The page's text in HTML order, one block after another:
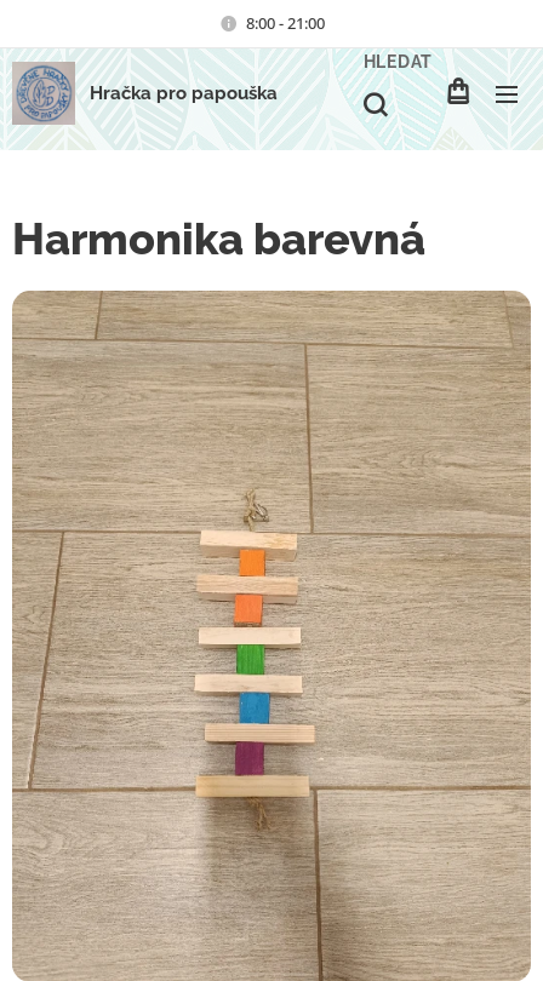
8:00 - 21:00
Hračka pro papouška
HLEDAT
Harmonika barevná